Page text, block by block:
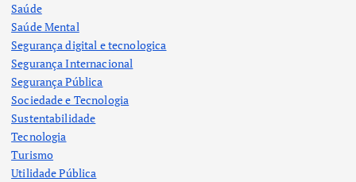
Saúde
Saúde Mental
Segurança digital e tecnologica
Segurança Internacional
Segurança Pública
Sociedade e Tecnologia
Sustentabilidade
Tecnologia
Turismo
Utilidade Pública